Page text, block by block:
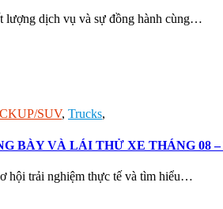
lượng dịch vụ và sự đồng hành cùng…
SUV, Trucks,
BÀY VÀ LÁI THỬ XE THÁNG 08 –
hội trải nghiệm thực tế và tìm hiểu…